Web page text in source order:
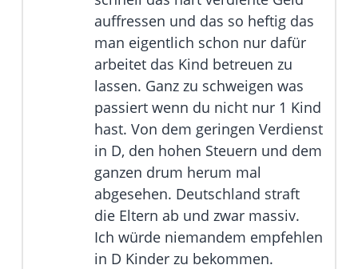
auffressen und das so heftig das
man eigentlich schon nur dafür
arbeitet das Kind betreuen zu
lassen. Ganz zu schweigen was
passiert wenn du nicht nur 1 Kind
hast. Von dem geringen Verdienst
in D, den hohen Steuern und dem
ganzen drum herum mal
abgesehen. Deutschland straft
die Eltern ab und zwar massiv.
Ich würde niemandem empfehlen
in D Kinder zu bekommen.